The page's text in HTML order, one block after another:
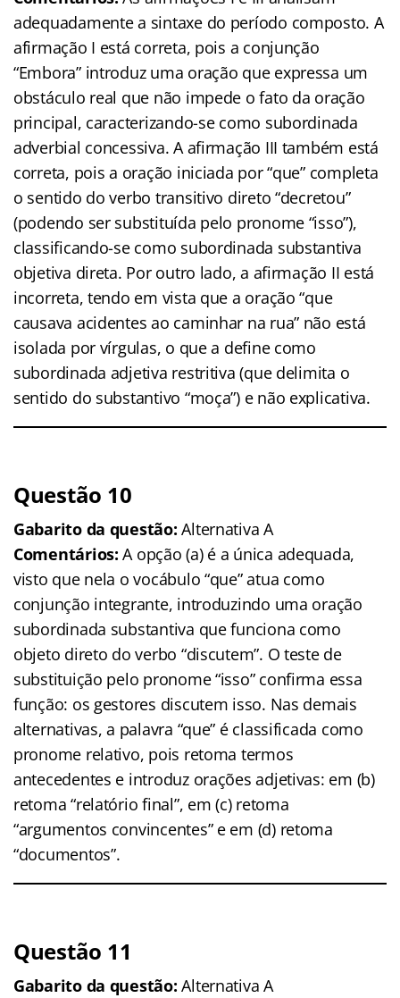
adequadamente a sintaxe do período composto. A
afirmação I está correta, pois a conjunção
“Embora” introduz uma oração que expressa um
obstáculo real que não impede o fato da oração
principal, caracterizando-se como subordinada
adverbial concessiva. A afirmação III também está
correta, pois a oração iniciada por “que” completa
o sentido do verbo transitivo direto “decretou”
(podendo ser substituída pelo pronome “isso”),
classificando-se como subordinada substantiva
objetiva direta. Por outro lado, a afirmação II está
incorreta, tendo em vista que a oração “que
causava acidentes ao caminhar na rua” não está
isolada por vírgulas, o que a define como
subordinada adjetiva restritiva (que delimita o
sentido do substantivo “moça”) e não explicativa.
Questão 10
Gabarito da questão: Alternativa A
Comentários: A opção (a) é a única adequada,
visto que nela o vocábulo “que” atua como
conjunção integrante, introduzindo uma oração
subordinada substantiva que funciona como
objeto direto do verbo “discutem”. O teste de
substituição pelo pronome “isso” confirma essa
função: os gestores discutem isso. Nas demais
alternativas, a palavra “que” é classificada como
pronome relativo, pois retoma termos
antecedentes e introduz orações adjetivas: em (b)
retoma “relatório final”, em (c) retoma
“argumentos convincentes” e em (d) retoma
“documentos”.
Questão 11
Gabarito da questão: Alternativa A